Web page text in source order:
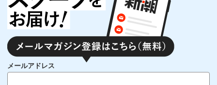
メールアドレス